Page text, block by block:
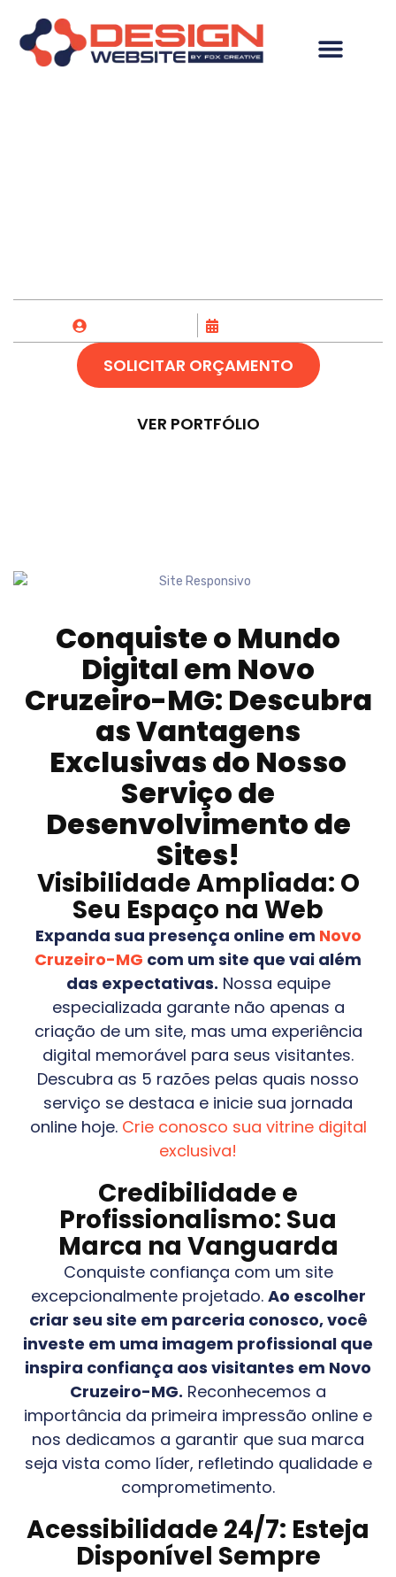
SOLICITAR ORÇAMENTO
VER PORTFÓLIO
Conquiste o Mundo
Digital em Novo
Cruzeiro-MG: Descubra
as Vantagens
Exclusivas do Nosso
Serviço de
Desenvolvimento de
Sites!
Visibilidade Ampliada: O
Seu Espaço na Web
Expanda sua presença online em Novo
Cruzeiro-MG com um site que vai além
das expectativas. Nossa equipe
especializada garante não apenas a
criação de um site, mas uma experiência
digital memorável para seus visitantes.
Descubra as 5 razões pelas quais nosso
serviço se destaca e inicie sua jornada
online hoje. Crie conosco sua vitrine digital
exclusiva!
Credibilidade e
Profissionalismo: Sua
Marca na Vanguarda
Conquiste confiança com um site
excepcionalmente projetado. Ao escolher
criar seu site em parceria conosco, você
investe em uma imagem profissional que
inspira confiança aos visitantes em Novo
Cruzeiro-MG. Reconhecemos a
importância da primeira impressão online e
nos dedicamos a garantir que sua marca
seja vista como líder, refletindo qualidade e
comprometimento.
Acessibilidade 24/7: Esteja
Disponível Sempre